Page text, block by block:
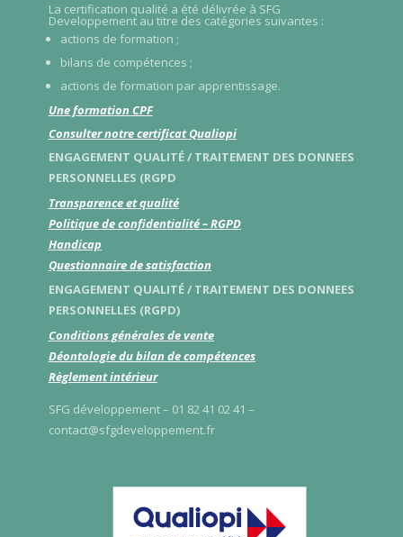
La certification qualité a été délivrée à SFG
Developpement au titre des catégories suivantes :
actions de formation ;
bilans de compétences ;
actions de formation par apprentissage.
Une formation CPF
Consulter notre certificat Qualiopi
ENGAGEMENT QUALITÉ / TRAITEMENT DES DONNEES
PERSONNELLES (RGPD
Transparence et qualité
Politique de confidentialité – RGPD
Handicap
Questionnaire de satisfaction
ENGAGEMENT QUALITÉ / TRAITEMENT DES DONNEES
PERSONNELLES (RGPD)
Conditions générales de vente
Déontologie du bilan de compétences
Règlement intérieur
SFG développement – 01 82 41 02 41 –
contact@sfgdeveloppement.fr